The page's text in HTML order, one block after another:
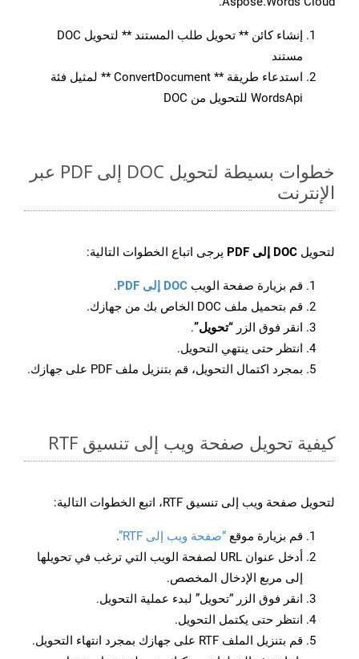
إنشاء كائن ** تحويل طلب المستند ** لتحويل DOC
مستند
استدعاء طريقة ** ConvertDocument ** لمثيل فئة
WordsApi للتحويل من DOC
خطوات بسيطة لتحويل DOC إلى PDF عبر
الإنترنت
لتحويل DOC إلى PDF يرجى اتباع الخطوات التالية:
قم بزيارة صفحة الويب DOC إلى PDF
.
قم بتحميل ملف DOC الخاص بك من جهازك.
انقر فوق الزر “تحويل”.
انتظر حتى ينتهي التحويل.
بمجرد اكتمال التحويل، قم بتنزيل ملف PDF على جهازك.
كيفية تحويل صفحة ويب إلى تنسيق RTF
لتحويل صفحة ويب إلى تنسيق RTF، اتبع الخطوات التالية:
قم بزيارة موقع “صفحة ويب إلى RTF”
.
أدخل عنوان URL لصفحة الويب التي ترغب في تحويلها
إلى مربع الإدخال المخصص.
انقر فوق الزر “تحويل” لبدء عملية التحويل.
انتظر حتى يكتمل التحويل.
قم بتنزيل الملف RTF على جهازك بمجرد انتهاء التحويل.